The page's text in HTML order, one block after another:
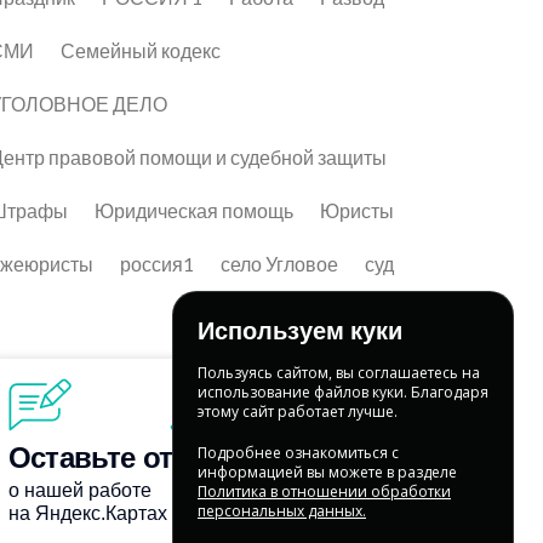
Семейный кодекс
ДЕЛО
правовой помощи и судебной защиты
Юридическая помощь Юристы
россия1 село Угловое суд
Используем куки
Пользуясь сайтом, вы соглашаетесь на
использование файлов куки. Благодаря
этому сайт работает лучше.
Подробнее ознакомиться с
информацией вы можете в разделе
Политика в отношении обработки
персональных данных.